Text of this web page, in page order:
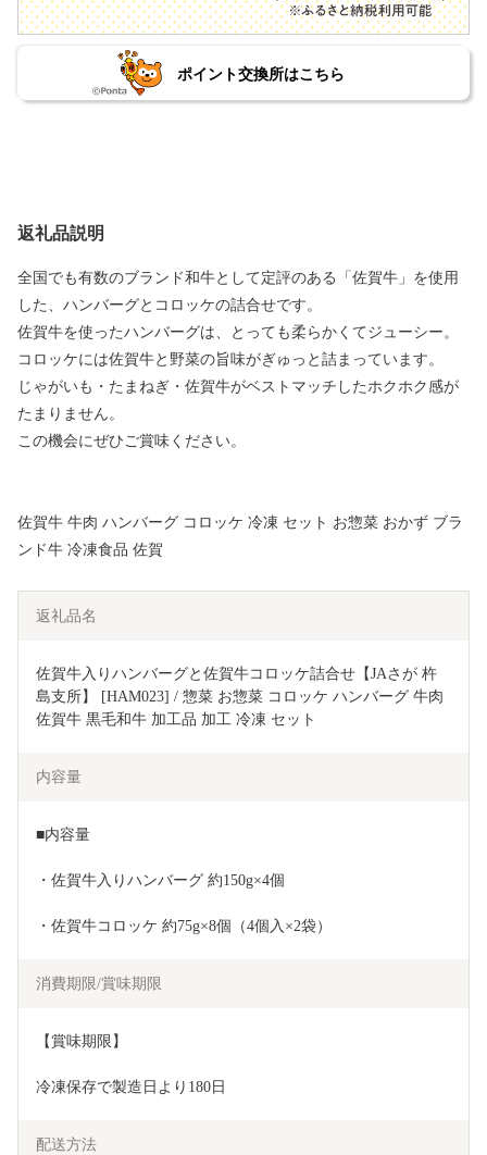
ポイント交換所はこちら
返礼品説明
全国でも有数のブランド和牛として定評のある「佐賀牛」を使用
した、ハンバーグとコロッケの詰合せです。
佐賀牛を使ったハンバーグは、とっても柔らかくてジューシー。
コロッケには佐賀牛と野菜の旨味がぎゅっと詰まっています。
じゃがいも・たまねぎ・佐賀牛がベストマッチしたホクホク感が
たまりません。
この機会にぜひご賞味ください。
佐賀牛 牛肉 ハンバーグ コロッケ 冷凍 セット お惣菜 おかず ブラ
ンド牛 冷凍食品 佐賀
返礼品名
佐賀牛入りハンバーグと佐賀牛コロッケ詰合せ【JAさが 杵
島支所】 [HAM023] / 惣菜 お惣菜 コロッケ ハンバーグ 牛肉
佐賀牛 黒毛和牛 加工品 加工 冷凍 セット
内容量
■内容量
・佐賀牛入りハンバーグ 約150g×4個
・佐賀牛コロッケ 約75g×8個（4個入×2袋）
消費期限/賞味期限
【賞味期限】
冷凍保存で製造日より180日
配送方法